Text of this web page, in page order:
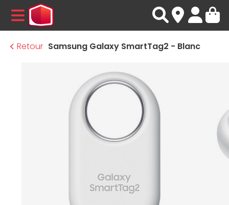
MENU
Retour Samsung Galaxy SmartTag2 - Blanc